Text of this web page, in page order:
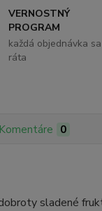
VERNOSTNÝ
PROGRAM
každá objednávka sa
ráta
Komentáre 0
sladené